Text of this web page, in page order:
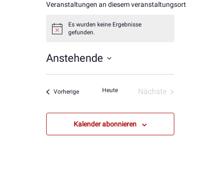
Veranstaltungen an diesem veranstaltungsort
Hinweis
Es wurden keine Ergebnisse
gefunden.
Anstehende
Datum
VorherigeVeranstaltungen
Heute
Nächste
Kalender abonnieren